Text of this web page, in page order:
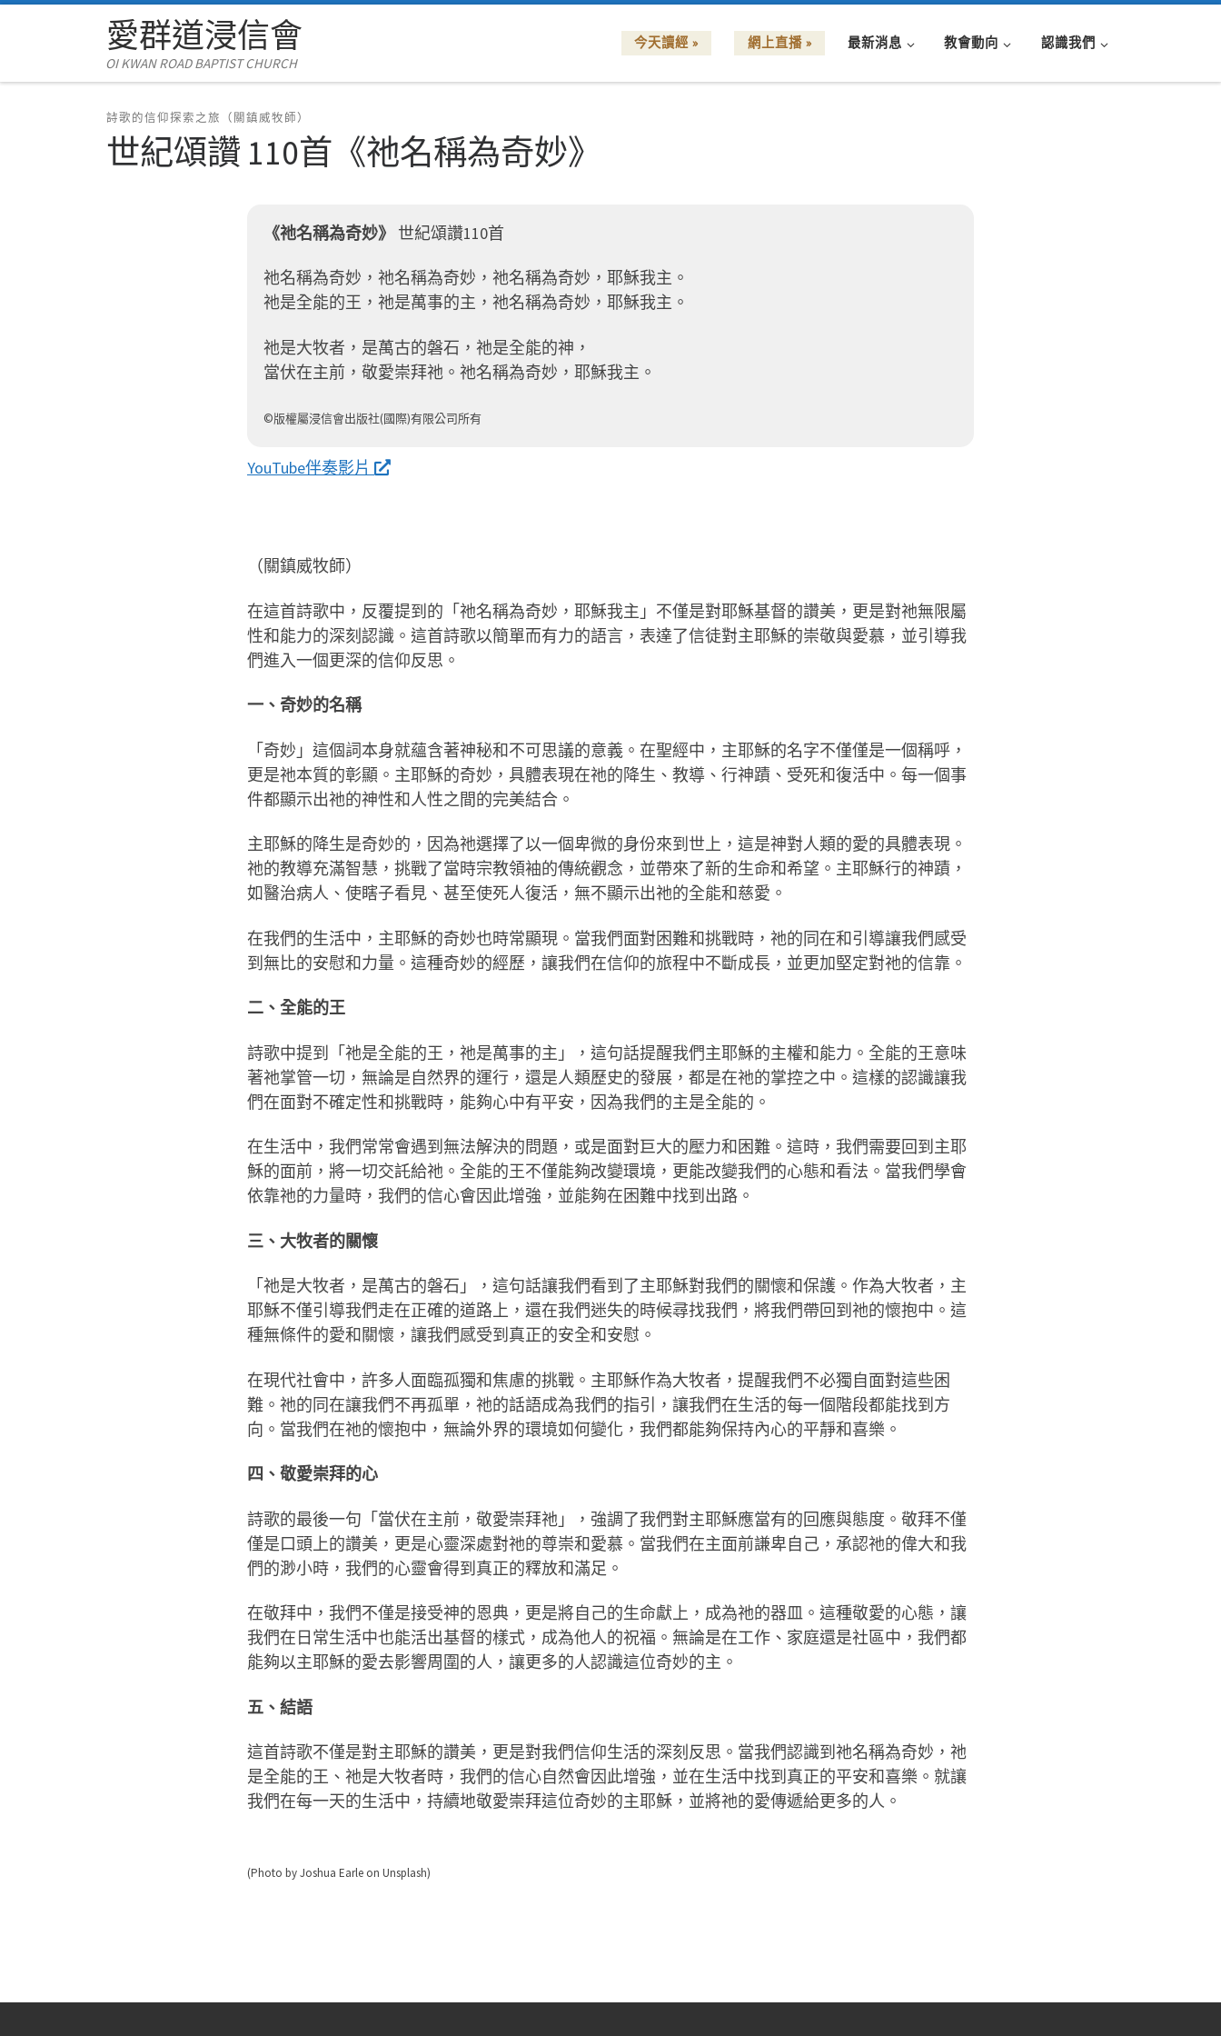
Skip to content愛群道浸信會
OI KWAN ROAD BAPTIST CHURCH
今天讀經 » 網上直播 » 最新消息 教會動向 認識我們
詩歌的信仰探索之旅（關鎮威牧師）
世紀頌讚 110首 《祂名稱為奇妙》
《祂名稱為奇妙》 世紀頌讚110首
祂名稱為奇妙，祂名稱為奇妙， 祂名稱為奇妙，耶穌我主。
祂是全能的王，祂是萬事的主， 祂名稱為奇妙，耶穌我主。
祂是大牧者，是萬古的磐石， 祂是全能的神，
當伏在主前，敬愛崇拜祂。 祂名稱為奇妙，耶穌我主。
©版權屬浸信會出版社(國際)有限公司所有
YouTube伴奏影片
（關鎮威牧師）
在這首詩歌中，反覆提到的「祂名稱為奇妙，耶穌我主」不僅是對耶穌基督的讚美，更是對祂無限屬
性和能力的深刻認識。這首詩歌以簡單而有力的語言，表達了信徒對主耶穌的崇敬與愛慕，並引導我
們進入一個更深的信仰反思。
一、奇妙的名稱
「奇妙」這個詞本身就蘊含著神秘和不可思議的意義。在聖經中，主耶穌的名字不僅僅是一個稱呼，
更是祂本質的彰顯。主耶穌的奇妙，具體表現在祂的降生、教導、行神蹟、受死和復活中。每一個事
件都顯示出祂的神性和人性之間的完美結合。
主耶穌的降生是奇妙的，因為祂選擇了以一個卑微的身份來到世上，這是神對人類的愛的具體表現。
祂的教導充滿智慧，挑戰了當時宗教領袖的傳統觀念，並帶來了新的生命和希望。主耶穌行的神蹟，
如醫治病人、使瞎子看見、甚至使死人復活，無不顯示出祂的全能和慈愛。
在我們的生活中，主耶穌的奇妙也時常顯現。當我們面對困難和挑戰時，祂的同在和引導讓我們感受
到無比的安慰和力量。這種奇妙的經歷，讓我們在信仰的旅程中不斷成長，並更加堅定對祂的信靠。
二、全能的王
詩歌中提到「祂是全能的王，祂是萬事的主」，這句話提醒我們主耶穌的主權和能力。全能的王意味
著祂掌管一切，無論是自然界的運行，還是人類歷史的發展，都是在祂的掌控之中。這樣的認識讓我
們在面對不確定性和挑戰時，能夠心中有平安，因為我們的主是全能的。
在生活中，我們常常會遇到無法解決的問題，或是面對巨大的壓力和困難。這時，我們需要回到主耶
穌的面前，將一切交託給祂。全能的王不僅能夠改變環境，更能改變我們的心態和看法。當我們學會
依靠祂的力量時，我們的信心會因此增強，並能夠在困難中找到出路。
三、大牧者的關懷
「祂是大牧者，是萬古的磐石」，這句話讓我們看到了主耶穌對我們的關懷和保護。作為大牧者，主
耶穌不僅引導我們走在正確的道路上，還在我們迷失的時候尋找我們，將我們帶回到祂的懷抱中。這
種無條件的愛和關懷，讓我們感受到真正的安全和安慰。
在現代社會中，許多人面臨孤獨和焦慮的挑戰。主耶穌作為大牧者，提醒我們不必獨自面對這些困
難。祂的同在讓我們不再孤單，祂的話語成為我們的指引，讓我們在生活的每一個階段都能找到方
向。當我們在祂的懷抱中，無論外界的環境如何變化，我們都能夠保持內心的平靜和喜樂。
四、敬愛崇拜的心
詩歌的最後一句「當伏在主前，敬愛崇拜祂」，強調了我們對主耶穌應當有的回應與態度。敬拜不僅
僅是口頭上的讚美，更是心靈深處對祂的尊崇和愛慕。當我們在主面前謙卑自己，承認祂的偉大和我
們的渺小時，我們的心靈會得到真正的釋放和滿足。
在敬拜中，我們不僅是接受神的恩典，更是將自己的生命獻上，成為祂的器皿。這種敬愛的心態，讓
我們在日常生活中也能活出基督的樣式，成為他人的祝福。無論是在工作、家庭還是社區中，我們都
能夠以主耶穌的愛去影響周圍的人，讓更多的人認識這位奇妙的主。
五、結語
這首詩歌不僅是對主耶穌的讚美，更是對我們信仰生活的深刻反思。當我們認識到祂名稱為奇妙，祂
是全能的王、祂是大牧者時，我們的信心自然會因此增強，並在生活中找到真正的平安和喜樂。就讓
我們在每一天的生活中，持續地敬愛崇拜這位奇妙的主耶穌，並將祂的愛傳遞給更多的人。
(Photo by Joshua Earle on Unsplash)